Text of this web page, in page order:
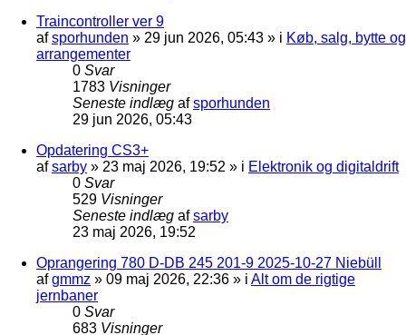
Traincontroller ver 9
afsporhunden » 29 jun 2026, 05:43 » i Køb, salg, bytte og
arrangementer
0 Svar
1783 Visninger
Seneste indlæg afsporhunden
29 jun 2026, 05:43
Opdatering CS3+
afsarby » 23 maj 2026, 19:52 » i Elektronik og digitaldrift
0 Svar
529 Visninger
Seneste indlæg afsarby
23 maj 2026, 19:52
Oprangering 780 D-DB 245 201-9 2025-10-27 Niebüll
afgmmz » 09 maj 2026, 22:36 » i Alt om de rigtige
jernbaner
0 Svar
683 Visninger